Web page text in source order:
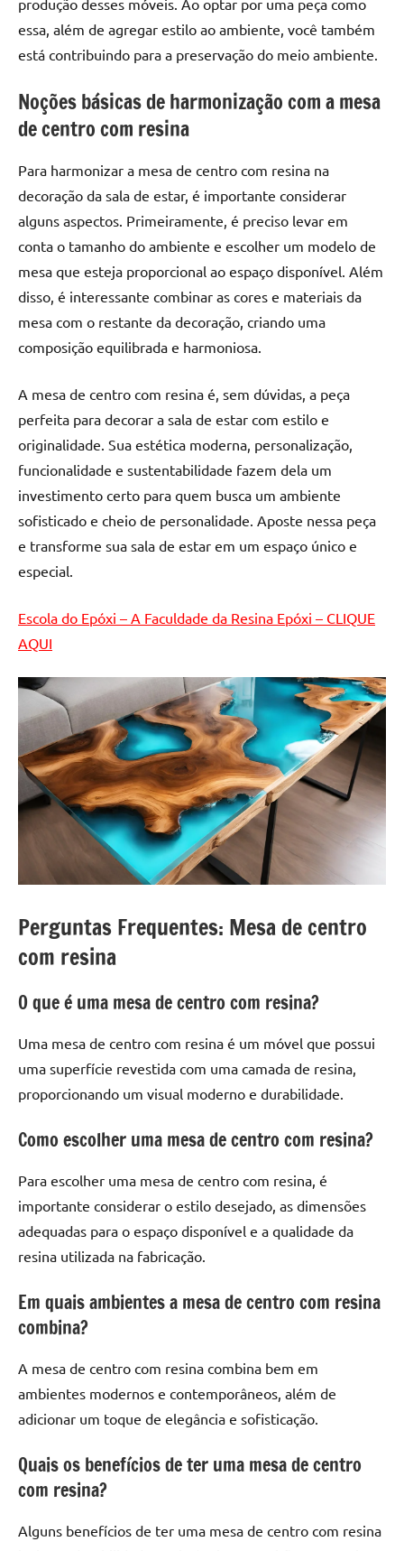
essa, além de agregar estilo ao ambiente, você também
está contribuindo para a preservação do meio ambiente.
Noções básicas de harmonização com a mesa
de centro com resina
Para harmonizar a mesa de centro com resina na
decoração da sala de estar, é importante considerar
alguns aspectos. Primeiramente, é preciso levar em
conta o tamanho do ambiente e escolher um modelo de
mesa que esteja proporcional ao espaço disponível. Além
disso, é interessante combinar as cores e materiais da
mesa com o restante da decoração, criando uma
composição equilibrada e harmoniosa.
A mesa de centro com resina é, sem dúvidas, a peça
perfeita para decorar a sala de estar com estilo e
originalidade. Sua estética moderna, personalização,
funcionalidade e sustentabilidade fazem dela um
investimento certo para quem busca um ambiente
sofisticado e cheio de personalidade. Aposte nessa peça
e transforme sua sala de estar em um espaço único e
especial.
Escola do Epóxi – A Faculdade da Resina Epóxi – CLIQUE
AQUI
Perguntas Frequentes: Mesa de centro
com resina
O que é uma mesa de centro com resina?
Uma mesa de centro com resina é um móvel que possui
uma superfície revestida com uma camada de resina,
proporcionando um visual moderno e durabilidade.
Como escolher uma mesa de centro com resina?
Para escolher uma mesa de centro com resina, é
importante considerar o estilo desejado, as dimensões
adequadas para o espaço disponível e a qualidade da
resina utilizada na fabricação.
Em quais ambientes a mesa de centro com resina
combina?
A mesa de centro com resina combina bem em
ambientes modernos e contemporâneos, além de
adicionar um toque de elegância e sofisticação.
Quais os benefícios de ter uma mesa de centro
com resina?
Alguns benefícios de ter uma mesa de centro com resina